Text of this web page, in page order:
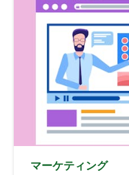
マーケティング